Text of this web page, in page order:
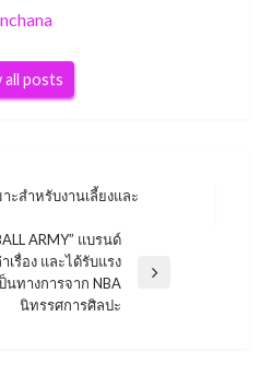
all posts
ะสำหรับงานเลี้ยงและ
ARMY” แบรนด์
รื่อง และได้รับแรง
นทางการจาก NBA
นิทรรศการศิลปะ